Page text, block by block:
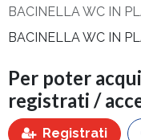
BACINELLA WC IN
BACINELLA WC IN
Per poter
registrati /
Registrati